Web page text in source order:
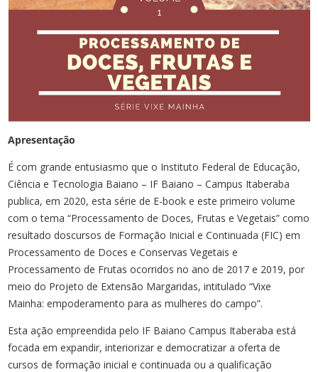
Apresentação
É com grande entusiasmo que o Instituto Federal de Educação,
Ciência e​ Tecnologia Baiano – IF Baiano – Campus Itaberaba
publica, em 2020, esta série de E-book e este primeiro volume
com o tema “Processamento de Doces, Frutas e Vegetais” como
resultado dos​ cursos de Formação Inicial e Continuada (FIC) em
Processamento de Doces e Conservas​ Vegetais e
Processamento de Frutas ocorridos no ano de 2017 e 2019, por
meio do Projeto de Extensão Margaridas, intitulado “Vixe
Mainha: empoderamento para as mulheres do campo”.
Esta ação empreendida pelo IF Baiano Campus Itaberaba está
focada em expandir, interiorizar e democratizar a oferta de
cursos de formação inicial e continuada ​ou a qualificação